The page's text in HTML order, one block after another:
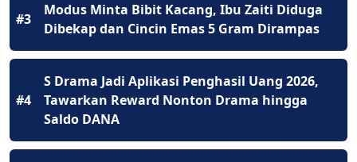
#3
Modus Minta Bibit Kacang, Ibu Zaiti Diduga
Dibekap dan Cincin Emas 5 Gram Dirampas
#4
S Drama Jadi Aplikasi Penghasil Uang 2026,
Tawarkan Reward Nonton Drama hingga
Saldo DANA